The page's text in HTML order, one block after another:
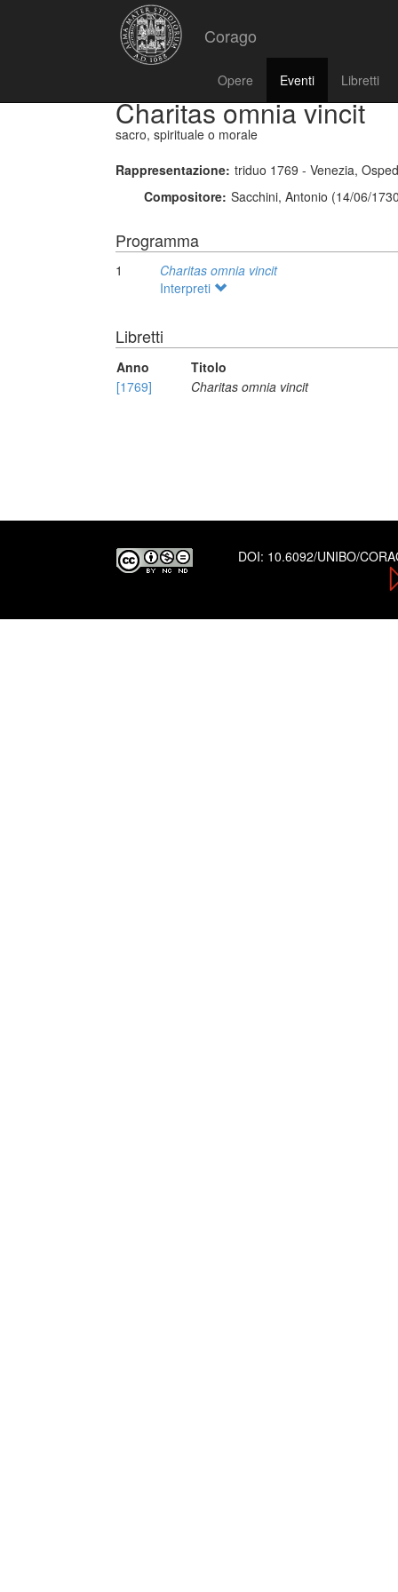
Corago
Opere Eventi Libretti
Charitas omnia vincit
sacro, spirituale o morale
Rappresentazione: triduo 1769 - Venezia,
Compositore: Sacchini, Antonio (14/06/
Programma
1
Charitas omnia vincit
Interpreti
Libretti
Anno
Titolo
[1769]
Charitas omnia vincit
DOI: 10.6092/UNIBO/